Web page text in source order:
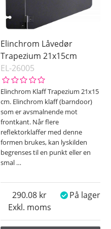
Elinchrom Låvedør
Trapezium 21x15cm
EL-26005
Elinchrom Klaff Trapezium 21x15
cm. Elinchrom klaff (barndoor)
som er avsmalnende mot
frontkant. Når flere
reflektorklaffer med denne
formen brukes, kan lyskilden
begrenses til en punkt eller en
smal …
Exkl. moms
290.08 På lager